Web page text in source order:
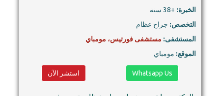
الخبرة: +38 سنة
التخصص: جراح عظام
المستشفى: مستشفى فورتيس، مومباي
الموقع: مومباي
استشر الآن Whatsapp Us